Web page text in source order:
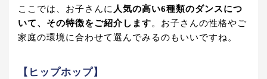
ここでは、お子さんに 人気の高い6種類のダンスにつ
いて、その特徴をご紹介します。お子さんの性格やご
家庭の環境に合わせて選んでみるのもいいですね。
【ヒップホップ】